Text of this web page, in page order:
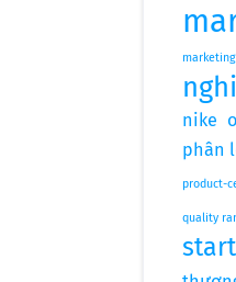
nike
phân
product-
quality